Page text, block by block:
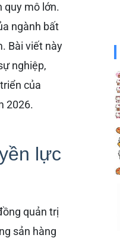
quy mô lớn.
ngành bất
Bài viết này
nghiệp,
của
2026.
lực
quản trị
sản hàng